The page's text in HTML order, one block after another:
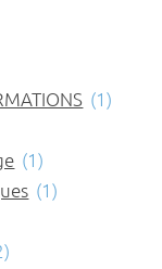
(1)
(1)
(1)